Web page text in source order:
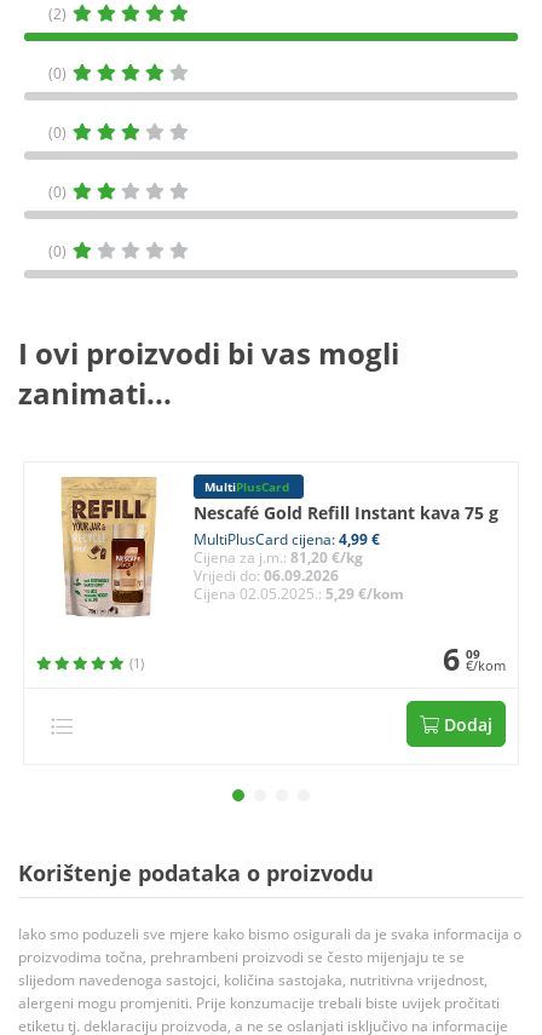
(2)
(0)
(0)
(0)
(0)
I ovi proizvodi bi vas mogli
zanimati...
MultiPlusCard
Nescafé Gold Refill Instant kava 75 g
MultiPlusCard cijena:4,99 €
Cijena za j.m.:81,20 €/kg
Vrijedi do:06.09.2026
Cijena 02.05.2025.:5,29 €/kom
(1) 6 09
€/kom
Dodaj
Korištenje podataka o proizvodu
Iako smo poduzeli sve mjere kako bismo osigurali da je svaka informacija o
proizvodima točna, prehrambeni proizvodi se često mijenjaju te se
slijedom navedenoga sastojci, količina sastojaka, nutritivna vrijednost,
alergeni mogu promjeniti. Prije konzumacije trebali biste uvijek pročitati
etiketu tj. deklaraciju proizvoda, a ne se oslanjati isključivo na informacije